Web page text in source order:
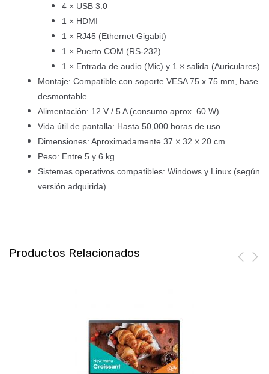
4 × USB 3.0
1 × HDMI
1 × RJ45 (Ethernet Gigabit)
1 × Puerto COM (RS-232)
1 × Entrada de audio (Mic) y 1 × salida (Auriculares)
Montaje: Compatible con soporte VESA 75 x 75 mm, base
desmontable
Alimentación: 12 V / 5 A (consumo aprox. 60 W)
Vida útil de pantalla: Hasta 50,000 horas de uso
Dimensiones: Aproximadamente 37 × 32 × 20 cm
Peso: Entre 5 y 6 kg
Sistemas operativos compatibles: Windows y Linux (según
versión adquirida)
Productos Relacionados